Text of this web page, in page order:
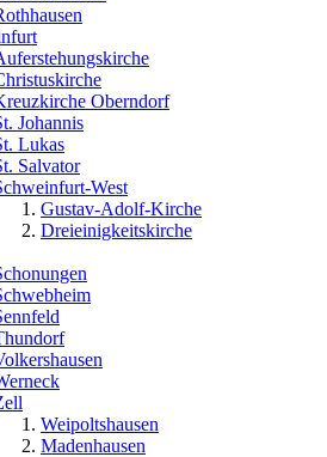
Oberndorf
Johannis
Lukas
Salvator
West
Gustav-Adolf-Kirche
Dreieinigkeitskirche
Weipoltshausen
Madenhausen